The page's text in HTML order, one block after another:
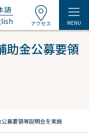
語
アクセス MENU
助金公募要領
募要領等説明会を実施